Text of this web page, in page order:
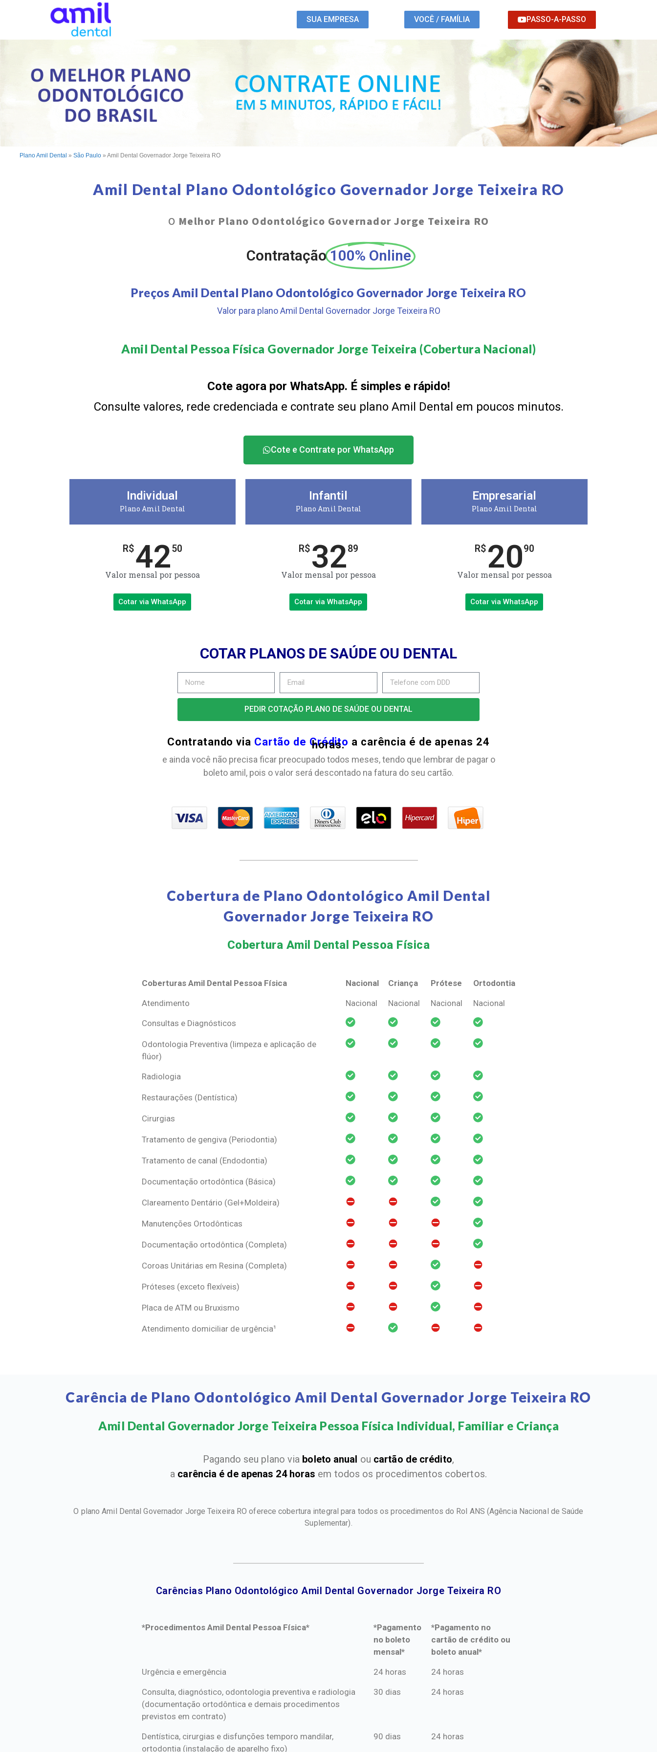
SUA EMPRESA VOCÊ / FAMÍLIA PASSO-A-PASSO
Plano Amil Dental » São Paulo » Amil Dental Governador Jorge Teixeira RO
Amil Dental Plano Odontológico Governador Jorge Teixeira RO
O Melhor Plano Odontológico Governador Jorge Teixeira RO
Contratação 100% Online
Preços Amil Dental Plano Odontológico Governador Jorge Teixeira RO
Valor para plano Amil Dental Governador Jorge Teixeira RO
Amil Dental Pessoa Física Governador Jorge Teixeira (Cobertura Nacional)​
Cote agora por WhatsApp. É simples e rápido!
Consulte valores, rede credenciada e contrate seu plano Amil Dental em poucos minutos.
Cote e Contrate por WhatsApp
Individual
Plano Amil Dental
R$4250
Valor mensal por pessoa
Cotar via WhatsApp
Infantil
Plano Amil Dental
R$ 3289
Valor mensal por pessoa
Cotar via WhatsApp
Empresarial
Plano Amil Dental
R$ 2090
Valor mensal por pessoa
Cotar via WhatsApp
COTAR PLANOS DE SAÚDE OU DENTAL
PEDIR COTAÇÃO PLANO DE SAÚDE OU DENTAL
Contratando via Cartão de Crédito a carência é de apenas 24
horas.
e ainda você não precisa ficar preocupado todos meses, tendo que lembrar de pagar o
boleto amil, pois o valor será descontado na fatura do seu cartão.
Cobertura de Plano Odontológico Amil Dental
Governador Jorge Teixeira RO
Cobertura Amil Dental Pessoa Física​
Coberturas Amil Dental Pessoa Física Nacional Criança Prótese
Ortodontia
Coberturas Amil Dental Pessoa Física
Nacional Criança Prótese Ortodontia
Atendimento Nacional Nacional Nacional Nacional
Consultas e Diagnósticos
Odontologia Preventiva (limpeza e aplicação de
flúor)
Radiologia
Restaurações (Dentística)
Cirurgias
Tratamento de gengiva (Periodontia)
Tratamento de canal (Endodontia)
Documentação ortodôntica (Básica)
Clareamento Dentário (Gel+Moldeira)
Manutenções Ortodônticas
Documentação ortodôntica (Completa)
Coroas Unitárias em Resina (Completa)
Próteses (exceto flexíveis)
Placa de ATM ou Bruxismo
Atendimento domiciliar de urgência¹
Carência de Plano Odontológico Amil Dental Governador Jorge Teixeira RO
Amil Dental Governador Jorge Teixeira Pessoa Física Individual, Familiar e Criança​
Pagando seu plano via boleto anual ou cartão de crédito,
a carência é de apenas 24 horas em todos os procedimentos cobertos.
O plano Amil Dental Governador Jorge Teixeira RO oferece cobertura integral para todos os procedimentos do Rol ANS (Agência Nacional de Saúde
Suplementar).
Carências Plano Odontológico Amil Dental Governador Jorge Teixeira RO​
*Procedimentos Amil Dental Pessoa Física*
*Pagamento
no boleto
mensal*
*Pagamento no
cartão de crédito ou
boleto anual*
*Procedimentos Amil Dental Pessoa Física*
*Pagamento
mensal*
*Pagamento no
boleto anual*
Urgência e emergência 24 horas 24 horas
Consulta, diagnóstico, odontologia preventiva e radiologia
(documentação ortodôntica e demais procedimentos
previstos em contrato)
30 dias 24 horas
Dentística, cirurgias e disfunções temporo mandilar,
ortodontia (instalação de aparelho fixo)
90 dias 24 horas